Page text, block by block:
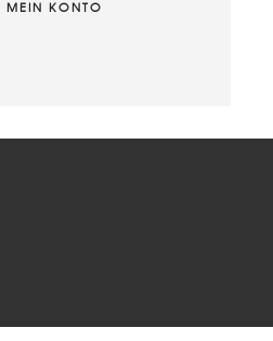
MEIN KONTO